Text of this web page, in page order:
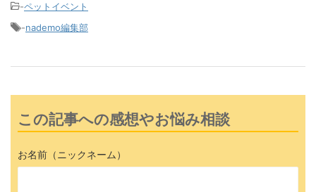
-ペットイベント
-nademo編集部
この記事への感想やお悩み相談
お名前（ニックネーム）